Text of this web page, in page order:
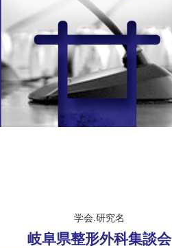
学会.研究名
岐阜県整形外科集談会